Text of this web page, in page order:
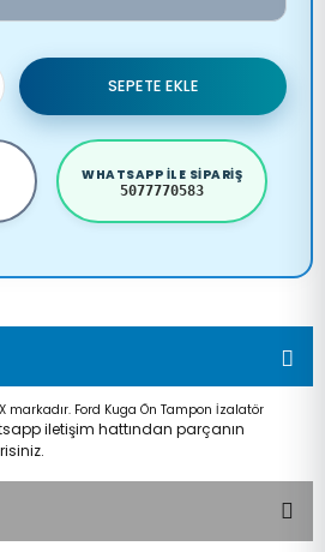
SEPETE EKLE
WHATSAPP ILE SIPARIŞ
5077770583
markadır. Ford Kuga Ön Tampon İzalatör
iletişim hattından parçanın